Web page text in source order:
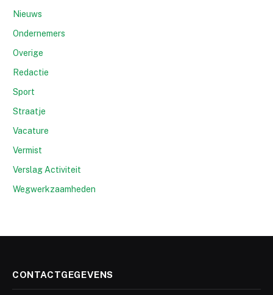
Nieuws
Ondernemers
Overige
Redactie
Sport
Straatje
Vacature
Vermist
Verslag Activiteit
Wegwerkzaamheden
CONTACTGEGEVENS